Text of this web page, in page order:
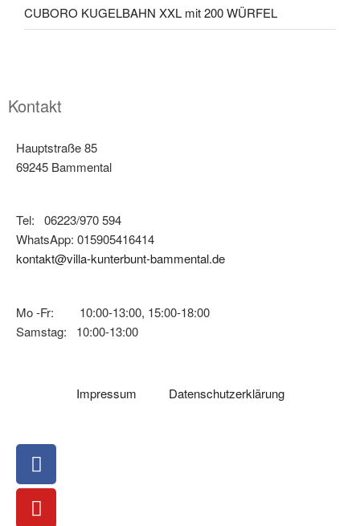
CUBORO KUGELBAHN XXL mit 200 WÜRFEL
Kontakt
Hauptstraße 85
69245 Bammental
Tel: 06223/970 594
WhatsApp: 015905416414
kontakt@villa-kunterbunt-bammental.de
Mo -Fr: 10:00-13:00, 15:00-18:00
Samstag: 10:00-13:00
Impressum Datenschutzerklärung